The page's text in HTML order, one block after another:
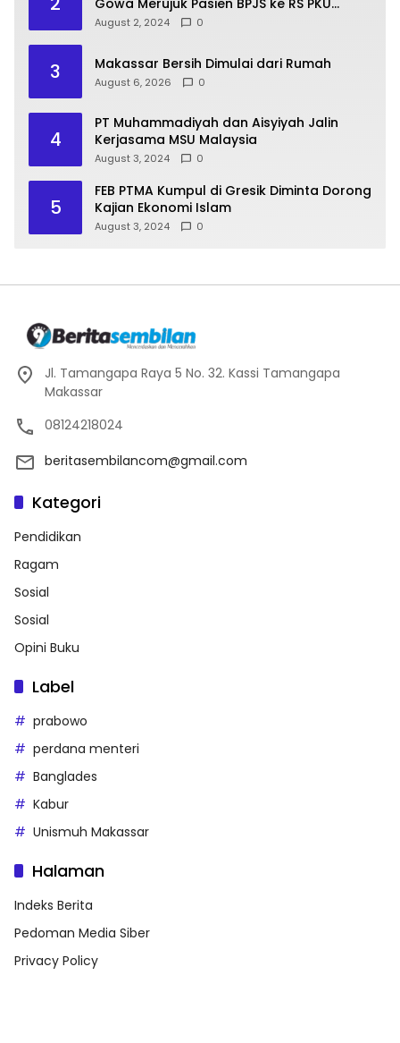
Gowa Merujuk Pasien BPJS ke RS PKU
Muhammadiyah Unismuh Makassar
August 2, 2024 0
3 Makassar Bersih Dimulai dari Rumah
August 6, 2026 0
4
PT Muhammadiyah dan Aisyiyah Jalin
Kerjasama MSU Malaysia
August 3, 2024 0
5
FEB PTMA Kumpul di Gresik Diminta Dorong
Kajian Ekonomi Islam
August 3, 2024 0
Jl. Tamangapa Raya 5 No. 32. Kassi Tamangapa
Makassar
08124218024
beritasembilancom@gmail.com
Kategori
Pendidikan
Ragam
Sosial
Sosial
Opini Buku
Label
prabowo
perdana menteri
Banglades
Kabur
Unismuh Makassar
Halaman
Indeks Berita
Pedoman Media Siber
Privacy Policy